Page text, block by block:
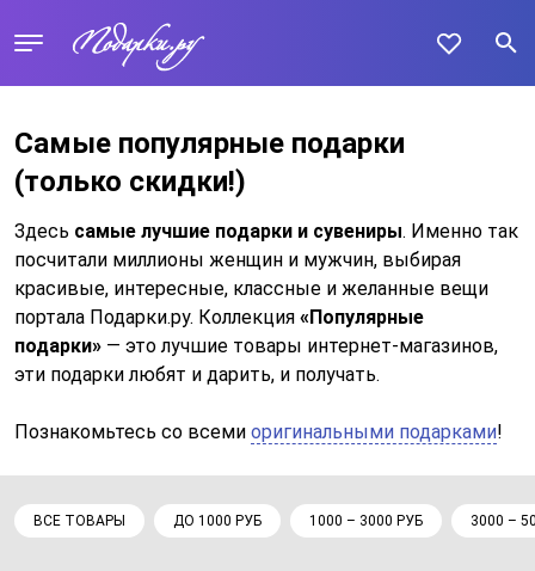
Самые популярные подарки
(только скидки!)
Здесь самые лучшие подарки и сувениры. Именно так
посчитали миллионы женщин и мужчин, выбирая
красивые, интересные, классные и желанные вещи
портала Подарки.ру. Коллекция «Популярные
подарки» — это лучшие товары интернет-магазинов,
эти подарки любят и дарить, и получать.
Познакомьтесь со всеми оригинальными подарками!
ВСЕ ТОВАРЫ ДО 1000 РУБ 1000 – 3000 РУБ 3000 –